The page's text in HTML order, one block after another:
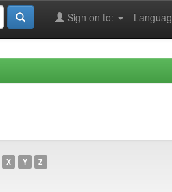
Sign on to:
X Y Z